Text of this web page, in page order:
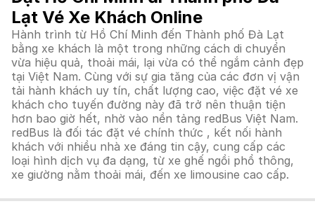
Lạt Vé Xe Khách Online
Hành trình từ Hồ Chí Minh đến Thành phố Đà Lạt
bằng xe khách là một trong những cách di chuyển
vừa hiệu quả, thoải mái, lại vừa có thể ngắm cảnh đẹp
tại Việt Nam. Cùng với sự gia tăng của các đơn vị vận
tải hành khách uy tín, chất lượng cao, việc đặt vé xe
khách cho tuyến đường này đã trở nên thuận tiện
hơn bao giờ hết, nhờ vào nền tảng redBus Việt Nam.
redBus là đối tác đặt vé chính thức , kết nối hành
khách với nhiều nhà xe đáng tin cậy, cung cấp các
loại hình dịch vụ đa dạng, từ xe ghế ngồi phổ thông,
xe giường nằm thoải mái, đến xe limousine cao cấp.